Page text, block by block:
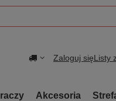
Zaloguj sięListy
Akcesoria